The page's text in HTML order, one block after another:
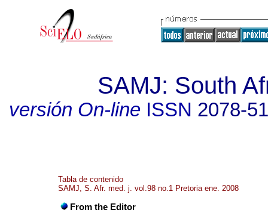
SAMJ: South
versión On-lineISSN 2078-
Tabla de contenido
SAMJ, S. Afr. med. j. vol.98 no.1 Pretoria ene. 2008
From the Editor